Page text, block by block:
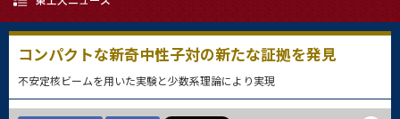
コンパクトな新奇中性子対の新たな証拠を発見
不安定核ビームを用いた実験と少数系理論により実現